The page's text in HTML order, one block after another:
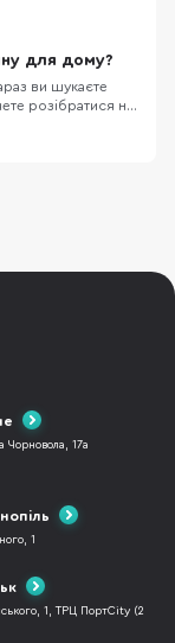
приготування.
цього
яка кавомашина
для дому?
ви шукаєте
розібратися на
Чорновола, 17а
1
1, ТРЦ ПортCity (2